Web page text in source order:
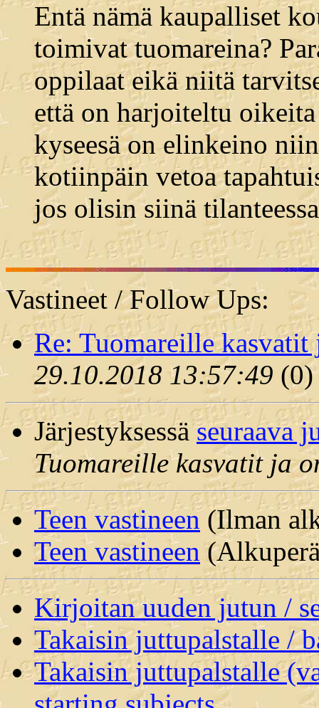
Entä nämä kaupalliset
toimivat tuomareina?
oppilaat eikä niitä
että on harjoiteltu
kyseesä on elinkeino
kotiinpäin vetoa
jos olisin siinä
Vastineet / Follow Ups:
Re: Tuomareille
29.10.2018 13:57:49 (0)
Järjestyksessäseuraava
Tuomareille kasvatit ja
Teen vastineen(Ilman
Teen vastineen
Kirjoitan uuden jutun /
Takaisin juttupalstalle /
Takaisin juttupalstalle